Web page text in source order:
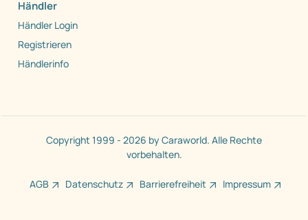
Händler
Händler Login
Registrieren
Händlerinfo
Copyright 1999 - 2026 by Caraworld. Alle Rechte
vorbehalten.
AGB Datenschutz Barrierefreiheit Impressum